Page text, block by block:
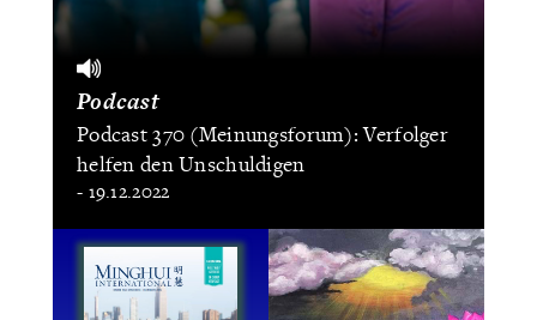
Podcast
Podcast 370 (Meinungsforum): Verfolger
helfen den Unschuldigen
- 19.12.2022